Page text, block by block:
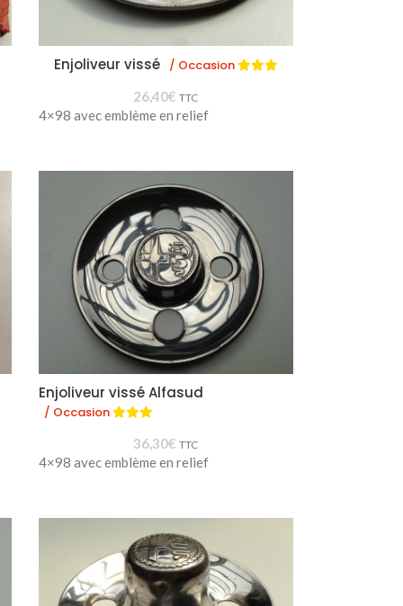
Enjoliveur vissé / Occasion
26,40€ TTC
4×98 avec emblème en relief
Enjoliveur vissé Alfasud
/ Occasion
36,30€ TTC
4×98 avec emblème en relief